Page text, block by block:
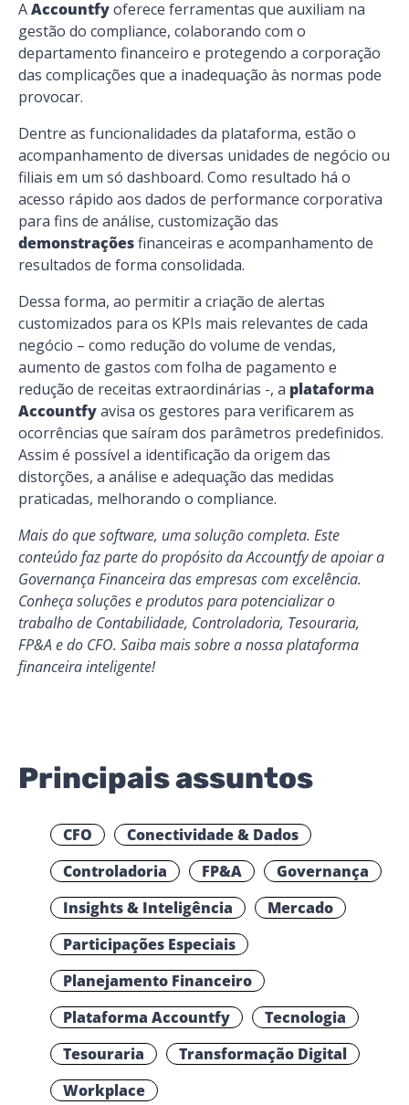
AAccountfyoferece ferramentas que auxiliam na
gestão do compliance, colaborando com o
departamento financeiro e protegendo a corporação
das complicações que a inadequação às normas pode
provocar.
Dentre as funcionalidades da plataforma, estão o
acompanhamento de diversas unidades de negócio ou
filiais em um só dashboard. Como resultado há o
acesso rápido aos dados de performance corporativa
para fins de análise, customização das
demonstraçõesfinanceiras e acompanhamento de
resultados de forma consolidada.
Dessa forma, ao permitir a criação de alertas
customizados para os KPIs mais relevantes de cada
negócio – como redução do volume de vendas,
aumento de gastos com folha de pagamento e
redução de receitas extraordinárias -, a plataforma
Accountfyavisa os gestores para verificarem as
ocorrências que saíram dos parâmetros predefinidos.
Assim é possível a identificação da origem das
distorções, a análise e adequação das medidas
praticadas, melhorando o compliance.
Mais do que software, uma solução completa. Este
conteúdo faz parte do propósito da Accountfy de apoiar a
Governança Financeira das empresas com excelência.
Conheça soluções e produtos para potencializar o
trabalho de Contabilidade, Controladoria, Tesouraria,
FP&A e do CFO. Saiba maissobre a nossa plataforma
financeira inteligente!
Principais assuntos
CFO
Conectividade & Dados
Controladoria
FP&A
Governança
Insights & Inteligência
Mercado
Participações Especiais
Planejamento Financeiro
Plataforma Accountfy
Tecnologia
Tesouraria
Transformação Digital
Workplace